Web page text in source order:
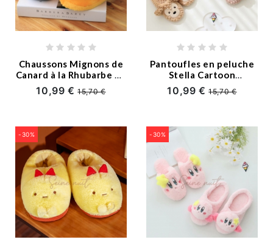
de
Nous
info_fr@seinuit.com
Chaussons Mignons de
Canard à la Rhubarbe en
Peluche d'automne et
d'hiver
10,99 €15,70 €
Pantoufles en peluche
Stella Cartoon
Chaussures en coton
Shirley Duffy
10,99 €15,70 €
-30% -30%